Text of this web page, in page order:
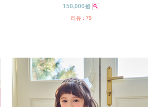
150,000원
리뷰 : 79